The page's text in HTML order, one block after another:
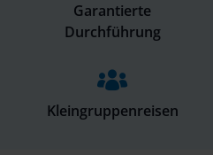
Garantierte
Durchführung
Kleingruppenreisen